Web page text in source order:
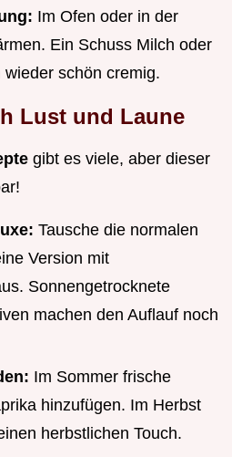
Im Ofen oder in der
Ein Schuss Milch oder
schön cremig.
Lust und Laune
gibt es viele, aber dieser
Tausche die normalen
Version mit
Sonnengetrocknete
machen den Auflauf noch
Im Sommer frische
hinzufügen. Im Herbst
herbstlichen Touch.